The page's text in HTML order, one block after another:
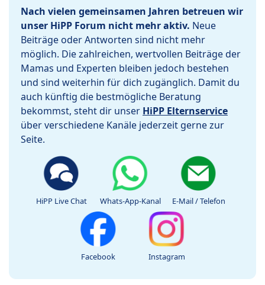
Nach vielen gemeinsamen Jahren betreuen wir
unser HiPP Forum nicht mehr aktiv. Neue
Beiträge oder Antworten sind nicht mehr
möglich. Die zahlreichen, wertvollen Beiträge der
Mamas und Experten bleiben jedoch bestehen
und sind weiterhin für dich zugänglich. Damit du
auch künftig die bestmögliche Beratung
bekommst, steht dir unser HiPP Elternservice
über verschiedene Kanäle jederzeit gerne zur
Seite.
HiPP Live Chat Whats-App-Kanal E-Mail / Telefon
Facebook Instagram